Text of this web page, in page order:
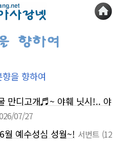
을 향하여
만디고개♬~ 야훼 닛시!.. 야
07/27
월 예수성심 성월~! 서번트 (12